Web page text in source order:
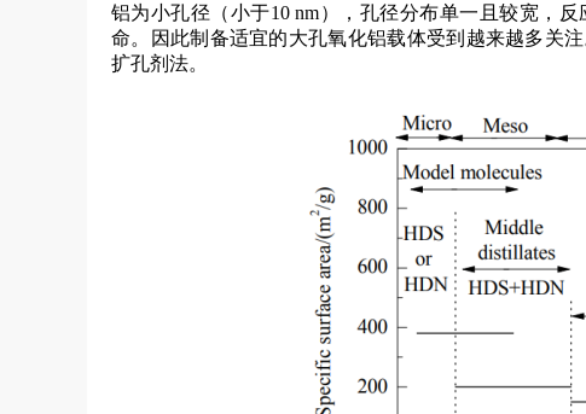
铝为小孔径（小于10 nm），孔径分布单一且较宽，
命。因此制备适宜的大孔氧化铝载体受到越来越多关
扩孔剂法。